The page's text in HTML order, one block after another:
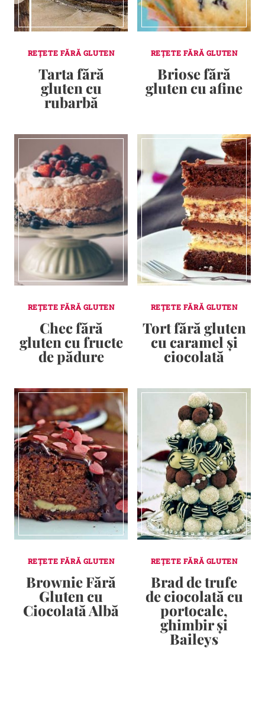
REȚETE FĂRĂ GLUTEN
Tarta fără
gluten cu
rubarbă
REȚETE FĂRĂ GLUTEN
Briose fără
gluten cu afine
REȚETE FĂRĂ GLUTEN
Chec fără
gluten cu fructe
de pădure
REȚETE FĂRĂ GLUTEN
Tort fără gluten
cu caramel și
ciocolată
REȚETE FĂRĂ GLUTEN
Brownie Fără
Gluten cu
Ciocolată Albă
REȚETE FĂRĂ GLUTEN
Brad de trufe
de ciocolată cu
portocale,
ghimbir și
Baileys